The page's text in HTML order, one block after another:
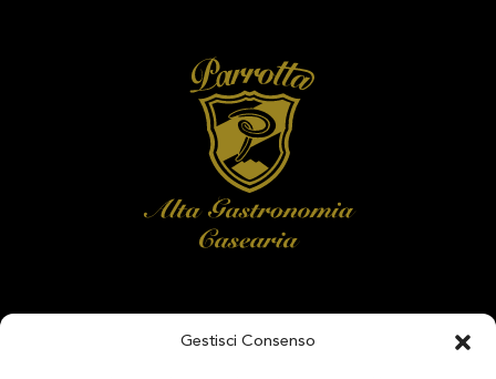
Gestisci Consenso